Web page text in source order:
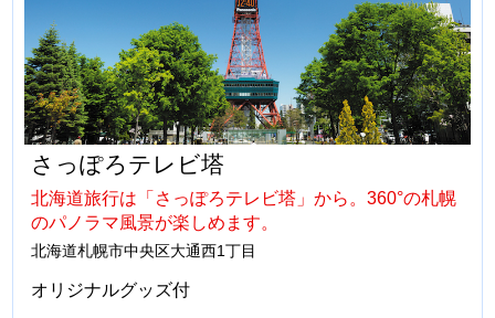
さっぽろテレビ塔
北海道旅行は「さっぽろテレビ塔」から。360°の札幌
のパノラマ風景が楽しめます。
北海道札幌市中央区大通西1丁目
オリジナルグッズ付